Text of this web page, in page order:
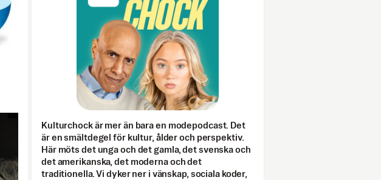
Kulturchock är mer än bara en modepodcast. Det
är en smältdegel för kultur, ålder och perspektiv.
Här möts det unga och det gamla, det svenska och
det amerikanska, det moderna och det
traditionella. Vi dyker ner i vänskap, sociala koder,